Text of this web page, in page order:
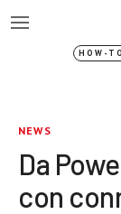
HOW-TO
NEWS
Da
con